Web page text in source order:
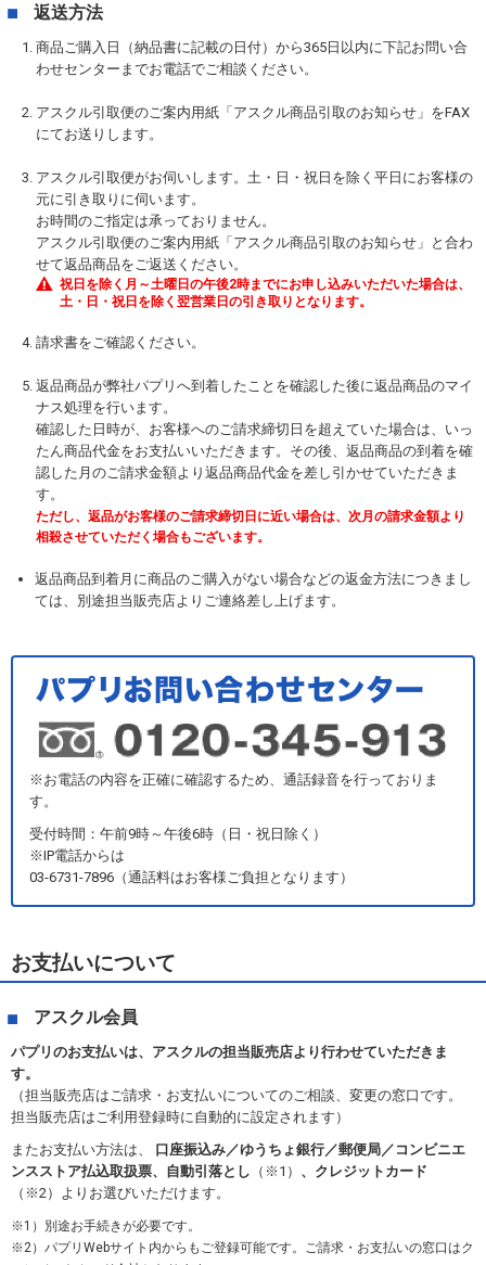
返送方法
商品ご購入日（納品書に記載の日付）から365日以内に下記お問い合
わせセンターまでお電話でご相談ください。
アスクル引取便のご案内用紙「アスクル商品引取のお知らせ」をFAX
にてお送りします。
アスクル引取便がお伺いします。土・日・祝日を除く平日にお客様の
元に引き取りに伺います。
お時間のご指定は承っておりません。
アスクル引取便のご案内用紙「アスクル商品引取のお知らせ」と合わ
せて返品商品をご返送ください。
祝日を除く月～土曜日の午後2時までにお申し込みいただいた場合は、
土・日・祝日を除く翌営業日の引き取りとなります。
請求書をご確認ください。
返品商品が弊社パプリへ到着したことを確認した後に返品商品のマイ
ナス処理を行います。
確認した日時が、お客様へのご請求締切日を超えていた場合は、いっ
たん商品代金をお支払いいただきます。その後、返品商品の到着を確
認した月のご請求金額より返品商品代金を差し引かせていただきま
す。
ただし、返品がお客様のご請求締切日に近い場合は、次月の請求金額より
相殺させていただく場合もございます。
返品商品到着月に商品のご購入がない場合などの返金方法につきまし
ては、別途担当販売店よりご連絡差し上げます。
※お電話の内容を正確に確認するため、通話録音を行っておりま
す。
受付時間：午前9時～午後6時（日・祝日除く）
※IP電話からは
03-6731-7896（通話料はお客様ご負担となります）
お支払いについて
アスクル会員
パプリのお支払いは、アスクルの担当販売店より行わせていただきま
す。
（担当販売店はご請求・お支払いについてのご相談、変更の窓口です。
担当販売店はご利用登録時に自動的に設定されます）
またお支払い方法は、 口座振込み／ゆうちょ銀行／郵便局／コンビニエ
ンスストア払込取扱票、自動引落とし （※1） 、クレジットカード
（※2）よりお選びいただけます。
1）別途お手続きが必要です。
2）パプリWebサイト内からもご登録可能です。ご請求・お支払いの窓口はク